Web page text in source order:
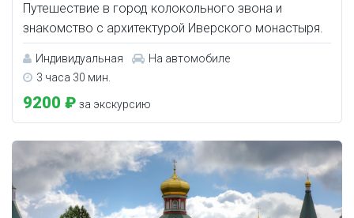
Путешествие в город колокольного звона и
знакомство с архитектурой Иверского монастыря.
Индивидуальная
На автомобиле
3 часа 30 мин.
9200 ₽ за экскурсию